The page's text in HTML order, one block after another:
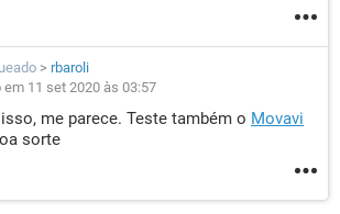
> rbaroli
em 11 set 2020 às 03:57
me parece. Teste também o Movavi
sorte